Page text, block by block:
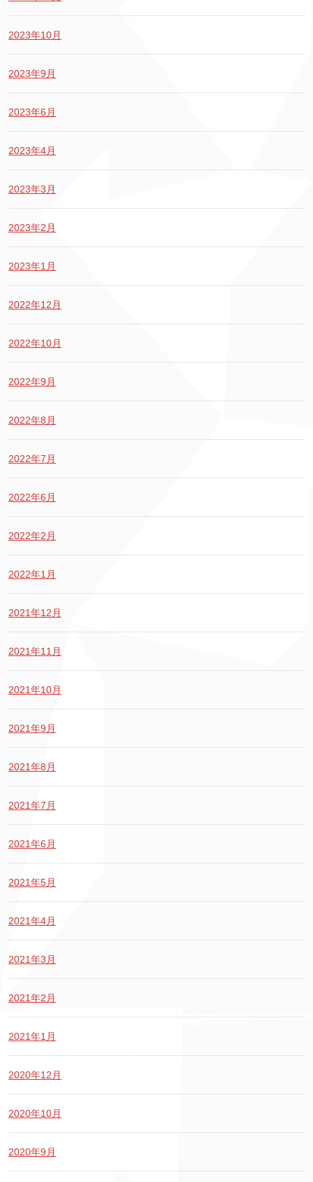
2023年10月
2023年9月
2023年6月
2023年4月
2023年3月
2023年2月
2023年1月
2022年12月
2022年10月
2022年9月
2022年8月
2022年7月
2022年6月
2022年2月
2022年1月
2021年12月
2021年11月
2021年10月
2021年9月
2021年8月
2021年7月
2021年6月
2021年5月
2021年4月
2021年3月
2021年2月
2021年1月
2020年12月
2020年10月
2020年9月